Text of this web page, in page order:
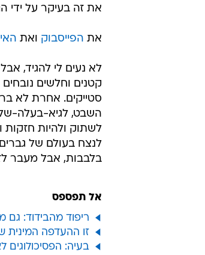
את זה בעיקר על ידי
את הפייסבוק ואת
לא נעים לי להגיד,
קטנים וחלשים
סטייקים. אחרת לא
השבט, לגיא-בעלה-
לשתוק ולהיות חזקות
לנצח בעולם של
בלבבות, אבל מעבר
אל תפספס
ריפוד מהבידוד: גם
זו ההעדפה המינית
בעיה: הפסיכולוגים